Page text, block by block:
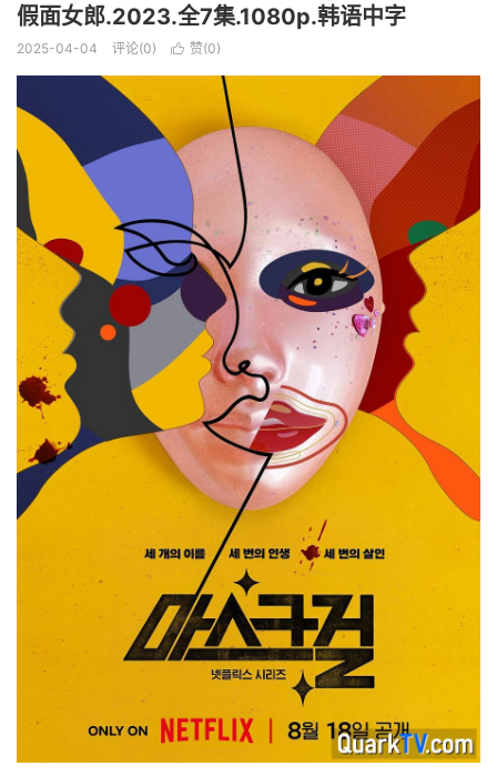
假面女郎.2023.全7集.1080p.韩语中字
2025-04-04 评论(0)  赞(0)